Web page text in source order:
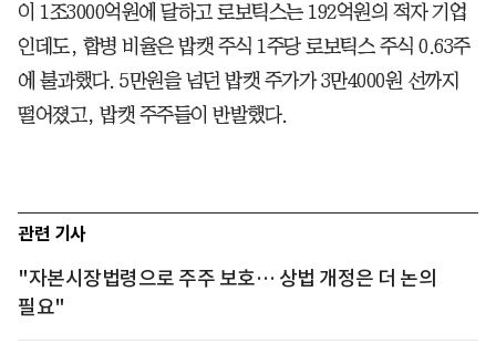
이 1조3000억원에 달하고 로보틱스는 192억원의 적자 기업
인데도, 합병 비율은 밥캣 주식 1주당 로보틱스 주식 0.63주
에 불과했다. 5만원을 넘던 밥캣 주가가 3만4000원 선까지
떨어졌고, 밥캣 주주들이 반발했다.
관련 기사
"자본시장법령으로 주주 보호… 상법 개정은 더 논의
필요"